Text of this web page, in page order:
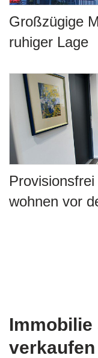
Großzügige
ruhiger Lage
wohnen vor